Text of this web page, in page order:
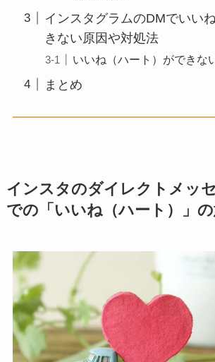
インスタグラムのDMでいい
きない原因や対処法
いいね（ハート）ができな
まとめ
インスタのダイレクトメッセ
での「いいね（ハート）」